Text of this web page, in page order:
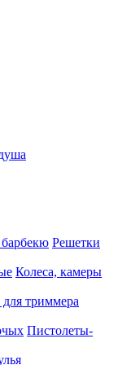
Решетки
Колеса, камеры
триммера
Пистолеты-